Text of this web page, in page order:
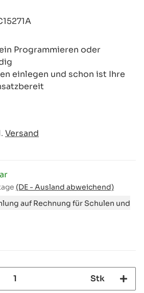
Programmieren oder
einlegen und schon ist Ihre
Versand
(DE - Ausland abweichend)
auf Rechnung für Schulen und
Stk